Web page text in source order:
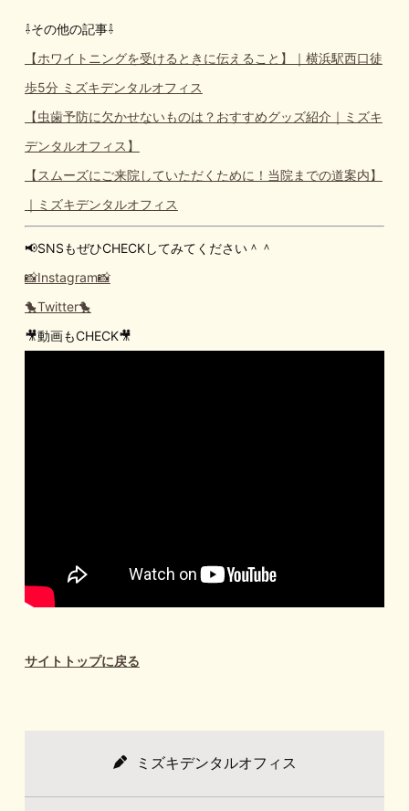
⇩その他の記事⇩
【ホワイトニングを受けるときに伝えること】｜横浜駅西口徒
歩5分 ミズキデンタルオフィス
【虫歯予防に欠かせないものは？おすすめグッズ紹介｜ミズキ
デンタルオフィス】
【スムーズにご来院していただくために！当院までの道案内】
｜ミズキデンタルオフィス
📢SNSもぜひCHECKしてみてください＾＾
📸Instagram📸
🐤Twitter🐤
🎥動画もCHECK🎥
サイトトップに戻る
ミズキデンタルオフィス